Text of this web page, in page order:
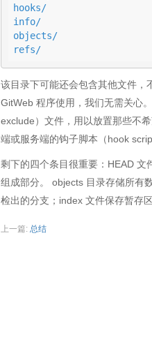
hooks/
info/
objects/
refs/
该目录下可能还会包含其他文件
GitWeb 程序使用，我们无需关心
exclude）文件，用以放置那些不
端或服务端的钩子脚本（hook
剩下的四个条目很重要：HEAD
组成部分。 objects 目录存储所有
检出的分支；index 文件保存暂存
上一篇: 总结